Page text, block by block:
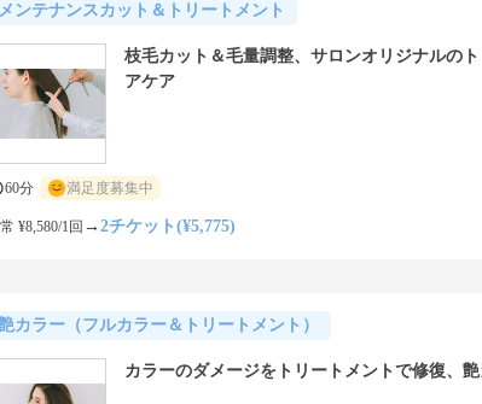
ンテナンスカット＆トリートメント
枝毛カット＆毛量調整、サロンオリジナルの
アケア
60分 満足度募集中
¥8,580/1回 → 2チケット(¥5,775)
カラー（フルカラー＆トリートメント）
カラーのダメージをトリートメントで修復、